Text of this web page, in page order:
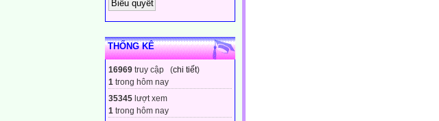
THỐNG KÊ
16969 truy cập (chi tiết)
1 trong hôm nay
35345 lượt xem
1 trong hôm nay